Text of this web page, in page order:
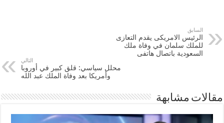
السابق
الرئيس الامريكى يقدم التعازى
للملك سلمان في وفاة ملك
السعودية باتصال هاتفى
التالي
محلل سياسي: قلق كبير في أوروبا
وأمريكا بعد وفاة الملك عبد الله
مقالات مشابهة